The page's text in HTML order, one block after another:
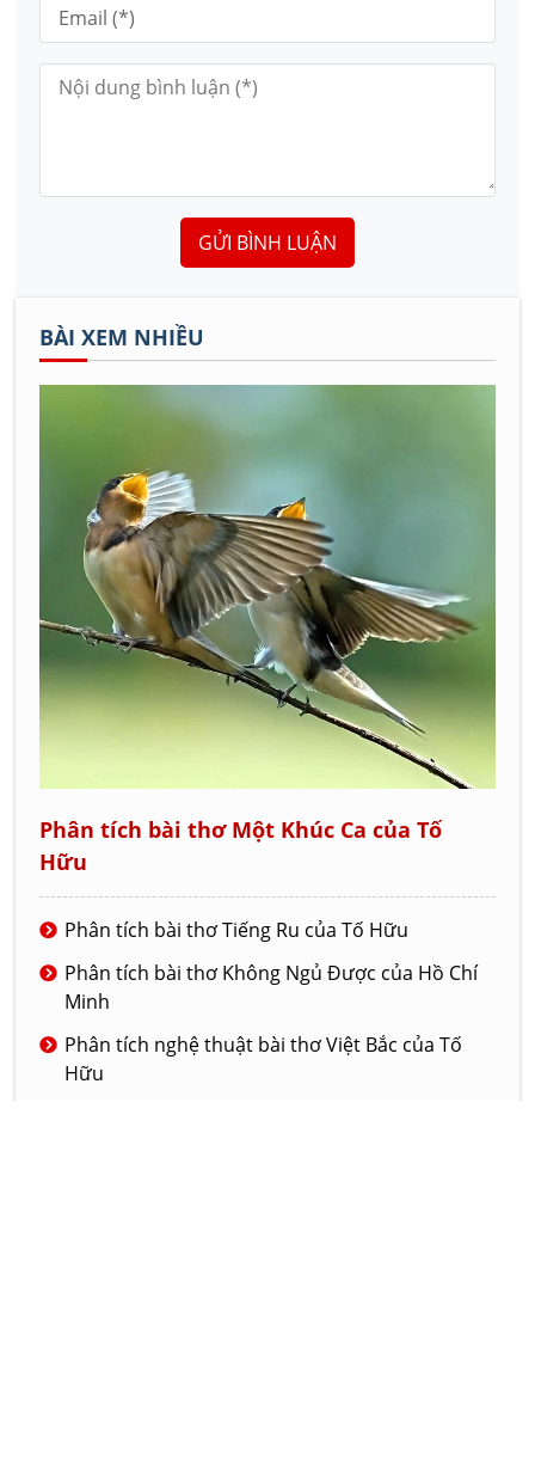
GỬI BÌNH LUẬN
BÀI XEM NHIỀU
Phân tích bài thơ Một Khúc Ca của Tố
Hữu
Phân tích bài thơ Tiếng Ru của Tố Hữu
Phân tích bài thơ Không Ngủ Được của Hồ Chí
Minh
Phân tích nghệ thuật bài thơ Việt Bắc của Tố
Hữu